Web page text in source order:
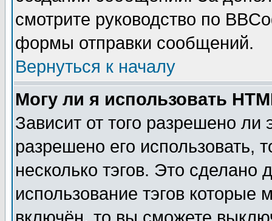
смотрите руководство по
формы отправки сообщений.
Вернуться к началу
Могу ли я использовать
Зависит от того разрешено
разрешено его использовать,
несколько тэгов. Это сделано
использование тэгов